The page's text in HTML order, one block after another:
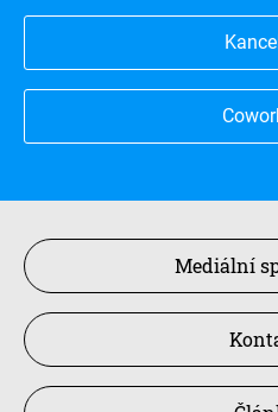
Mediální